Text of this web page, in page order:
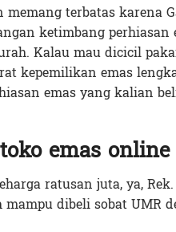
terbatas karena
ketimbang perhiasan
Kalau mau dicicil
kepemilikan emas
emas yang kalian
emas online
ratusan juta, ya,
dibeli sobat UMR